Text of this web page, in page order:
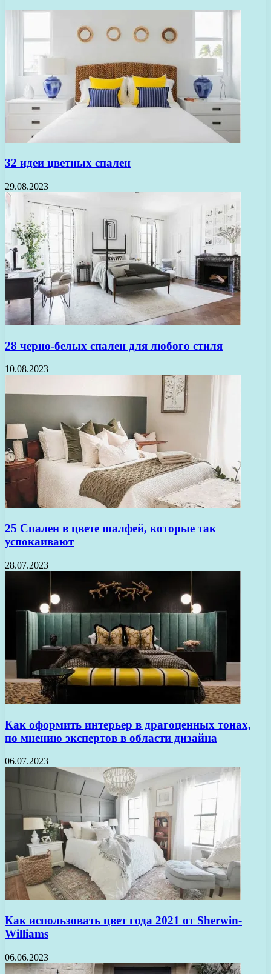
32 идеи цветных спален
29.08.2023
28 черно-белых спален для любого стиля
10.08.2023
25 Спален в цвете шалфей, которые так
успокаивают
28.07.2023
Как оформить интерьер в драгоценных тонах,
по мнению экспертов в области дизайна
06.07.2023
Как использовать цвет года 2021 от Sherwin-
Williams
06.06.2023